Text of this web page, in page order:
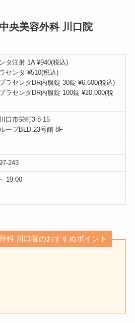
央美容外科 川口院
タ注射 1A ¥940(税込)
センタ ¥510(税込)
ラセンタDR内服錠 30錠 ¥6,600(税込)
ラセンタDR内服錠 100錠 ¥20,000(税
口市栄町3-8-15
ープBLD.23号館 8F
243
19:00
科 川口院のおすすめポイント